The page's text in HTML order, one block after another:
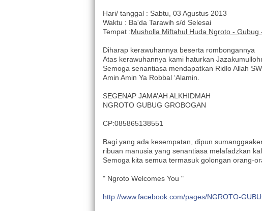
Hari/ tanggal : Sabtu, 03 Agustus 2013
Waktu : Ba'da Tarawih s/d Selesai
Tempat :Musholla Miftahul Huda Ngroto - Gubug
Diharap kerawuhannya beserta rombongannya
Atas kerawuhannya kami haturkan
Semoga senantiasa mendapatkan Ridlo Allah
Amin Amin Ya Robbal ‘Alamin.
SEGENAP JAMA’AH ALKHIDMAH
NGROTO GUBUG GROBOGAN
CP:085865138551
Bagi yang ada kesempatan, dipun
ribuan manusia yang senantiasa melafadzkan
Semoga kita semua termasuk golongan orang-
" Ngroto Welcomes You "
http://www.facebook.com/pages/NGROTO-